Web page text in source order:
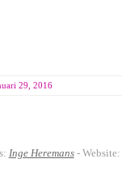
29, 2016
Inge Heremans- Website: